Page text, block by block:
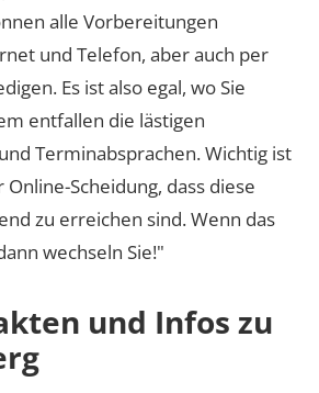
alle Vorbereitungen
und Telefon, aber auch per
Es ist also egal, wo Sie
entfallen die lästigen
Terminabsprachen. Wichtig ist
Scheidung, dass diese
zu erreichen sind. Wenn das
wechseln Sie!"
und Infos zu